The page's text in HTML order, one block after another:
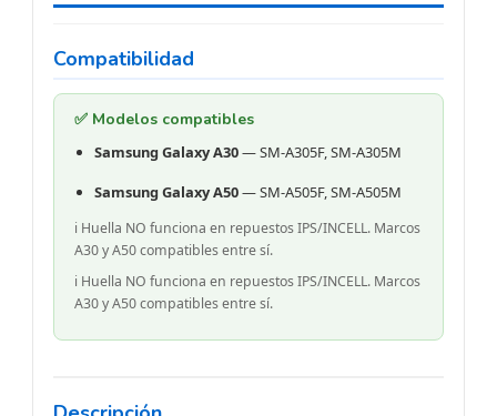
Compatibilidad
✅ Modelos compatibles
Samsung Galaxy A30— SM-A305F, SM-A305M
Samsung Galaxy A50— SM-A505F, SM-A505M
ℹ️ Huella NO funciona en repuestos IPS/INCELL. Marcos
A30 y A50 compatibles entre sí.
ℹ️ Huella NO funciona en repuestos IPS/INCELL. Marcos
A30 y A50 compatibles entre sí.